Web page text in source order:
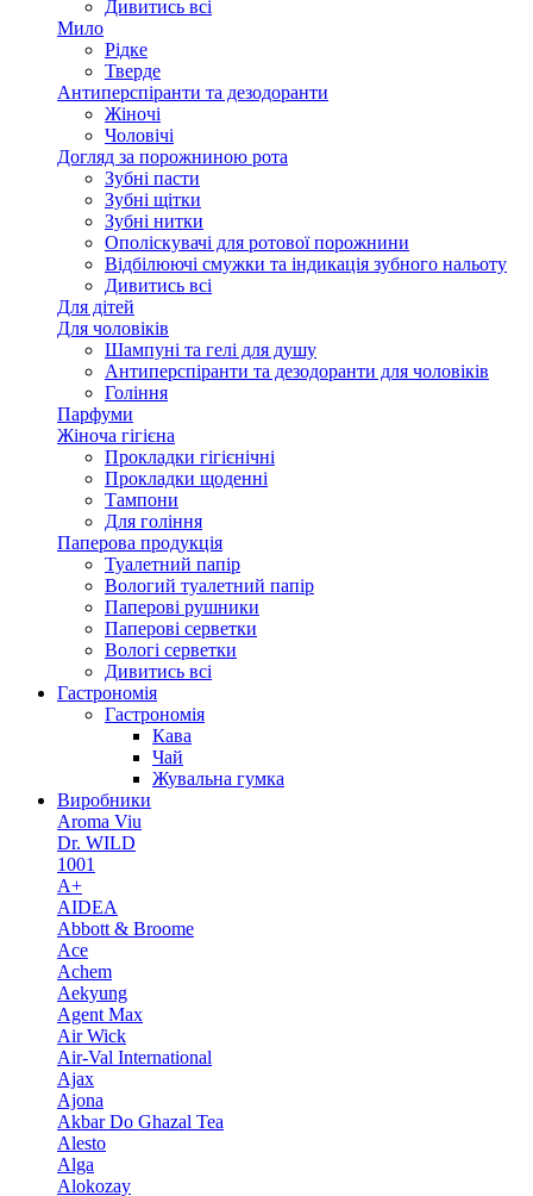
Дивитись всі
Мило
Рідке
Тверде
Антиперспіранти та дезодоранти
Жіночі
Чоловічі
Догляд за порожниною рота
Зубні пасти
Зубні щітки
Зубні нитки
Ополіскувачі для ротової порожнини
Відбілюючі смужки та індикація зубного нальоту
Дивитись всі
Для дітей
Для чоловіків
Шампуні та гелі для душу
Антиперспіранти та дезодоранти для чоловіків
Гоління
Парфуми
Жіноча гігієна
Прокладки гігієнічні
Прокладки щоденні
Тампони
Для гоління
Паперова продукція
Туалетний папір
Вологий туалетний папір
Паперові рушники
Паперові серветки
Вологі серветки
Дивитись всі
Гастрономія
Гастрономія
Кава
Чай
Жувальна гумка
Виробники
Aroma Viu
Dr. WILD
1001
A+
AIDEA
Abbott & Broome
Ace
Achem
Aekyung
Agent Max
Air Wick
Air-Val International
Ajax
Ajona
Akbar Do Ghazal Tea
Alesto
Alga
Alokozay